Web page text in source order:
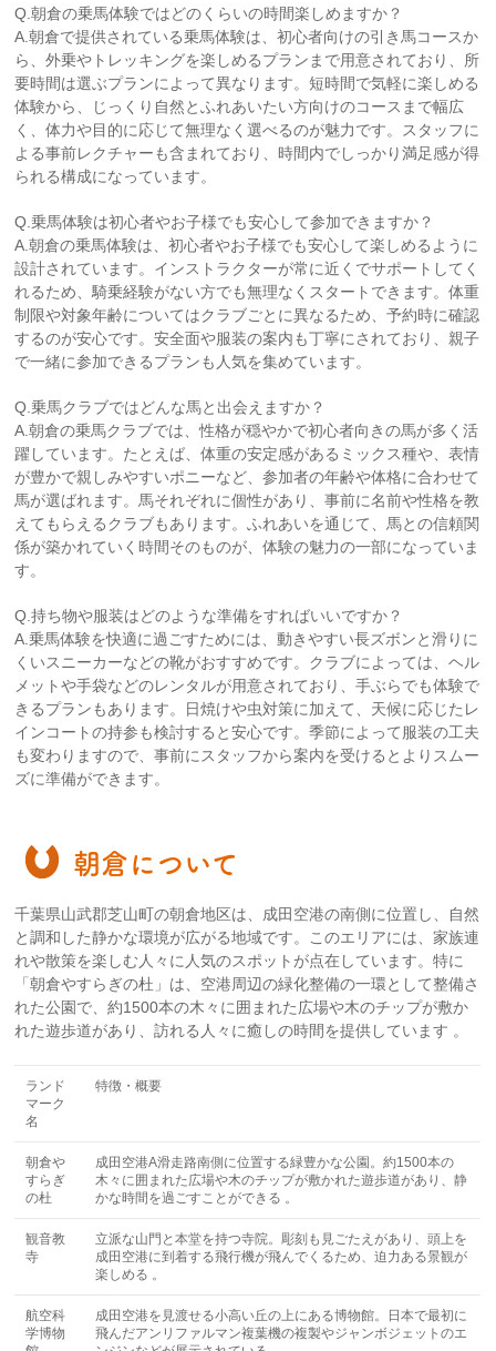
Q.朝倉の乗馬体験ではどのくらいの時間楽しめますか？
A.朝倉で提供されている乗馬体験は、初心者向けの引き馬コースか
ら、外乗やトレッキングを楽しめるプランまで用意されており、所
要時間は選ぶプランによって異なります。短時間で気軽に楽しめる
体験から、じっくり自然とふれあいたい方向けのコースまで幅広
く、体力や目的に応じて無理なく選べるのが魅力です。スタッフに
よる事前レクチャーも含まれており、時間内でしっかり満足感が得
られる構成になっています。
Q.乗馬体験は初心者やお子様でも安心して参加できますか？
A.朝倉の乗馬体験は、初心者やお子様でも安心して楽しめるように
設計されています。インストラクターが常に近くでサポートしてく
れるため、騎乗経験がない方でも無理なくスタートできます。体重
制限や対象年齢についてはクラブごとに異なるため、予約時に確認
するのが安心です。安全面や服装の案内も丁寧にされており、親子
で一緒に参加できるプランも人気を集めています。
Q.乗馬クラブではどんな馬と出会えますか？
A.朝倉の乗馬クラブでは、性格が穏やかで初心者向きの馬が多く活
躍しています。たとえば、体重の安定感があるミックス種や、表情
が豊かで親しみやすいポニーなど、参加者の年齢や体格に合わせて
馬が選ばれます。馬それぞれに個性があり、事前に名前や性格を教
えてもらえるクラブもあります。ふれあいを通じて、馬との信頼関
係が築かれていく時間そのものが、体験の魅力の一部になっていま
す。
Q.持ち物や服装はどのような準備をすればいいですか？
A.乗馬体験を快適に過ごすためには、動きやすい長ズボンと滑りに
くいスニーカーなどの靴がおすすめです。クラブによっては、ヘル
メットや手袋などのレンタルが用意されており、手ぶらでも体験で
きるプランもあります。日焼けや虫対策に加えて、天候に応じたレ
インコートの持参も検討すると安心です。季節によって服装の工夫
も変わりますので、事前にスタッフから案内を受けるとよりスムー
ズに準備ができます。
朝倉について
千葉県山武郡芝山町の朝倉地区は、成田空港の南側に位置し、自然
と調和した静かな環境が広がる地域です。このエリアには、家族連
れや散策を楽しむ人々に人気のスポットが点在しています。特に
「朝倉やすらぎの杜」は、空港周辺の緑化整備の一環として整備さ
れた公園で、約1500本の木々に囲まれた広場や木のチップが敷か
れた遊歩道があり、訪れる人々に癒しの時間を提供しています 。
ランド
マーク
名
特徴・概要
朝倉や
すらぎ
の杜
成田空港A滑走路南側に位置する緑豊かな公園。約1500本の
木々に囲まれた広場や木のチップが敷かれた遊歩道があり、静
かな時間を過ごすことができる 。
観音教
寺
立派な山門と本堂を持つ寺院。彫刻も見ごたえがあり、頭上を
成田空港に到着する飛行機が飛んでくるため、迫力ある景観が
楽しめる 。
航空科
学博物
成田空港を見渡せる小高い丘の上にある博物館。日本で最初に
飛んだアンリファルマン複葉機の複製やジャンボジェットのエ